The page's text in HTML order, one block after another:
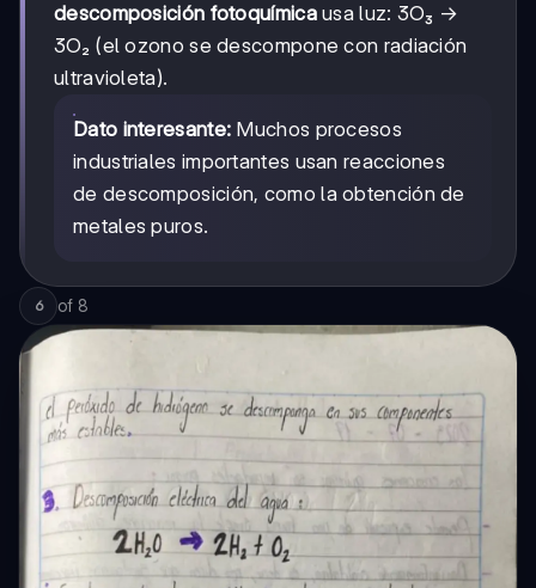
descomposición fotoquímicausa luz: 3O₃ →
3O₂ (el ozono se descompone con radiación
ultravioleta).
Dato interesante: Muchos procesos
industriales importantes usan reacciones
de descomposición, como la obtención de
metales puros.
6 of 8